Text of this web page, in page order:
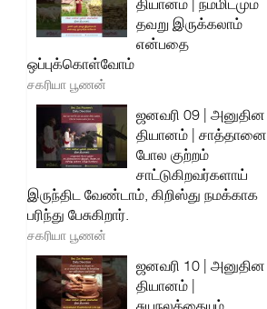
தியானம் | நம்மிடமும்
தவறு இருக்கலாம்
என்பதை
ஒப்புக்கொள்வோம்
சகரியா பூணன்
ஜனவரி 09 | அனுதின
தியானம் | சாத்தானை
போல குற்றம்
சாட்டுகிறவர்களாய்
இருந்திட வேண்டாம், கிறிஸ்து நமக்காக
பரிந்து பேசுகிறார்.
சகரியா பூணன்
ஜனவரி 10 | அனுதின
தியானம் |
சுயநலத்தையும்